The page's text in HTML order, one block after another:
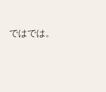
ではでは。